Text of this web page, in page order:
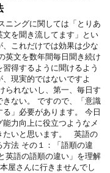
ニングに関しては「とりあ
文を聞き流してます」とい
、これだけでは効果は少な
英文を数年間毎日聞き続け
得するように聞けるよう
現実的ではないですよ
られないし、第一、毎日す
きない。 ですので、「意識
」必要があります。 今日
力向上に役立つようなメ
たいと思います。 英語の
方法 その１：「語順の違
英語の語順の違い」を理解
屋さんに行きませんでし